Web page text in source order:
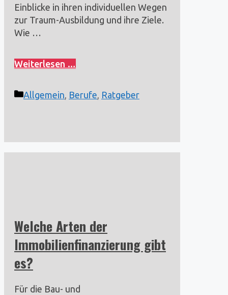
Einblicke in ihren individuellen Wegen
zur Traum-Ausbildung und ihre Ziele.
Wie …
Weiterlesen …
Kategorien
Allgemein, Berufe, Ratgeber
Welche Arten der
Immobilienfinanzierung gibt
es?
Für die Bau- und